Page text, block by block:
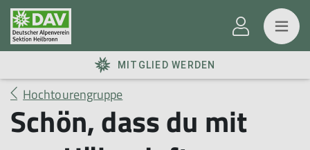
MITGLIED WERDEN
Hochtourengruppe
Schön, dass du mit